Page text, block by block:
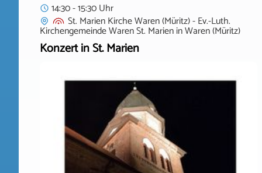
14:30 - 15:30 Uhr
St. Marien Kirche Waren (Müritz) - Ev.-Luth.
Kirchengemeinde Waren St. MarieninWaren (Müritz)
Konzert in St. Marien